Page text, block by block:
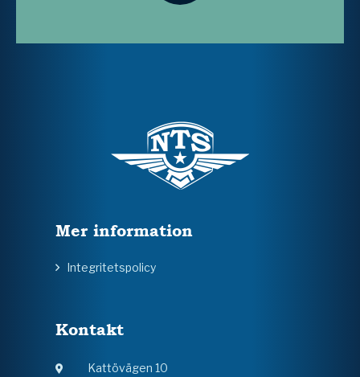
Mer information
Integritetspolicy
Kontakt
Kattövägen 10